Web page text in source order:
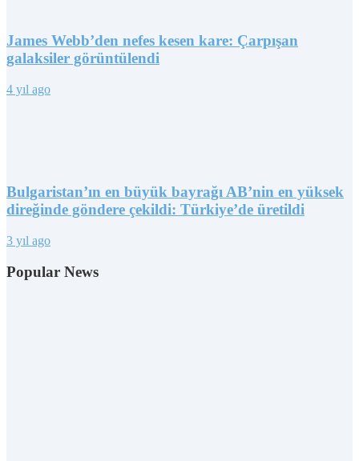
James Webb’den nefes kesen kare: Çarpışan
galaksiler görüntülendi
4 yıl ago
Bulgaristan’ın en büyük bayrağı AB’nin en yüksek
direğinde göndere çekildi: Türkiye’de üretildi
3 yıl ago
Popular News